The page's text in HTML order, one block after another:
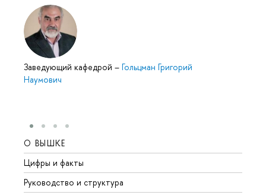
Заведующий кафедрой – Гольцман Григорий
Наумович
О ВЫШКЕ
Цифры и факты
Руководство и структура